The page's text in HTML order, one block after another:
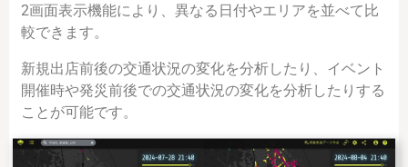
2画面表示機能により、異なる日付やエリアを並べて比
較できます。
新規出店前後の交通状況の変化を分析したり、イベント
開催時や発災前後での交通状況の変化を分析したりする
ことが可能です。